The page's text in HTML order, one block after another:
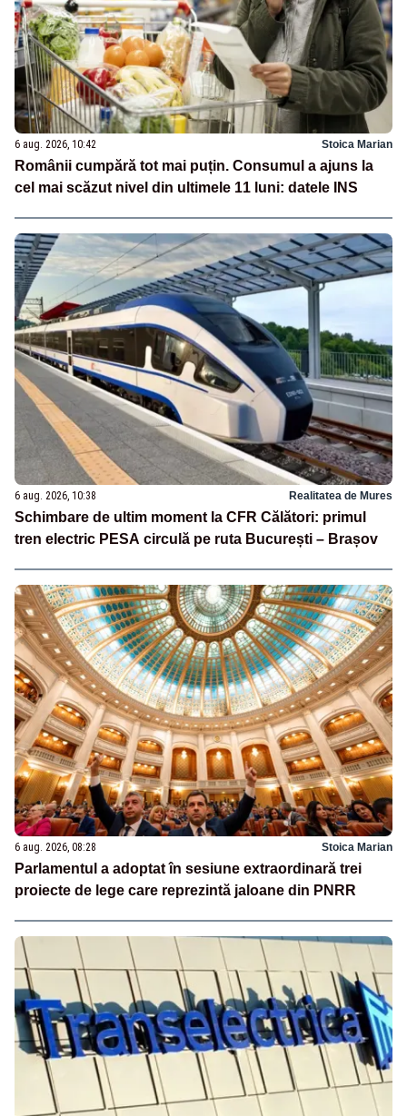
6 aug. 2026, 10:42 Stoica Marian
Românii cumpără tot mai puțin. Consumul a ajuns la
cel mai scăzut nivel din ultimele 11 luni: datele INS
6 aug. 2026, 10:38 Realitatea de Mures
Schimbare de ultim moment la CFR Călători: primul
tren electric PESA circulă pe ruta București – Brașov
6 aug. 2026, 08:28 Stoica Marian
Parlamentul a adoptat în sesiune extraordinară trei
proiecte de lege care reprezintă jaloane din PNRR